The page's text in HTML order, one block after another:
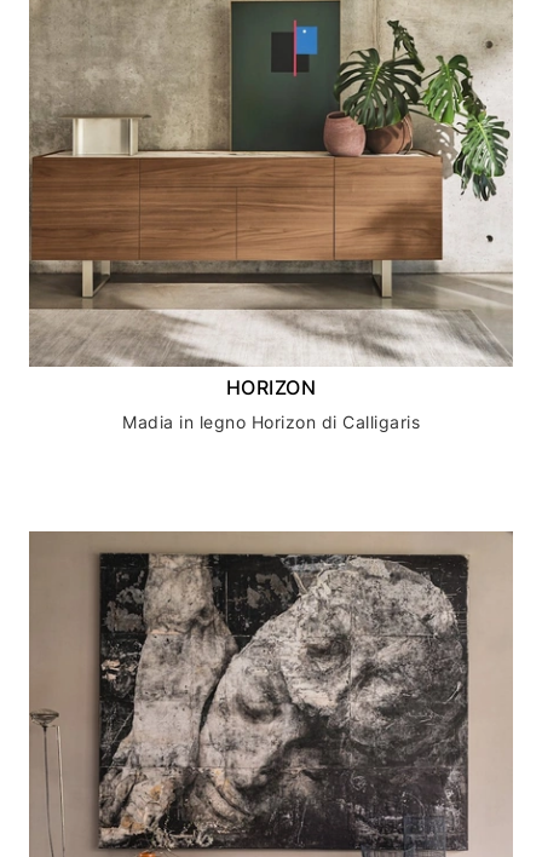
HORIZON
Madia in legno Horizon di Calligaris